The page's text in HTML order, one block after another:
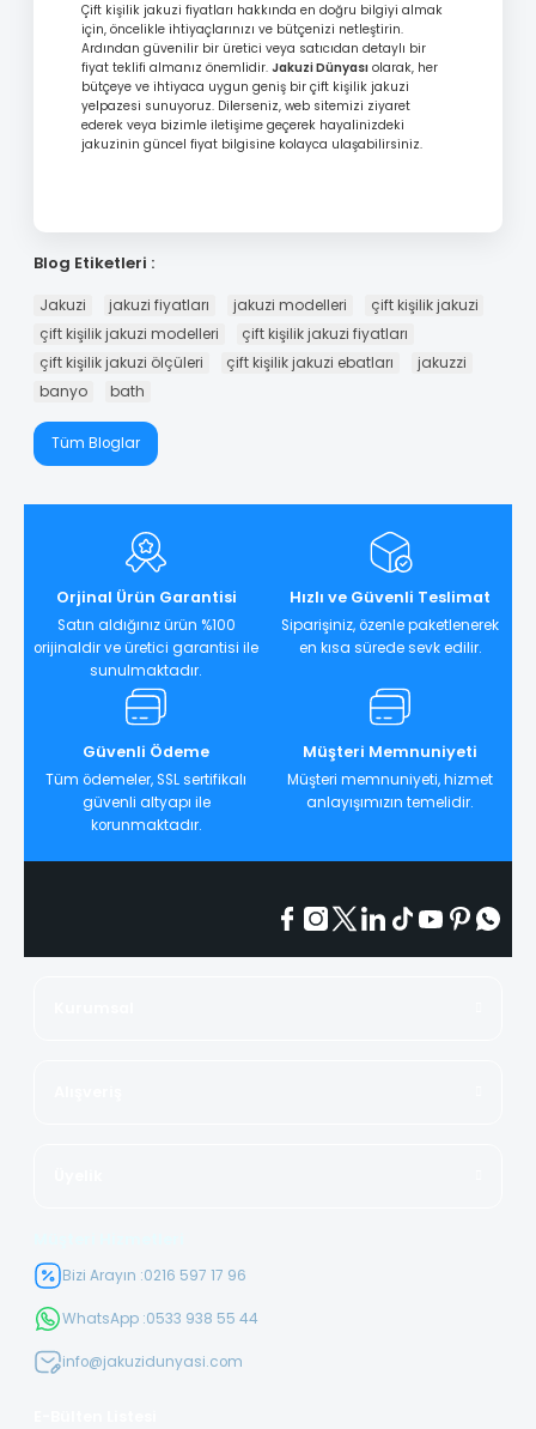
Çift kişilik jakuzi fiyatları hakkında en doğru bilgiyi almak
için, öncelikle ihtiyaçlarınızı ve bütçenizi netleştirin.
Ardından güvenilir bir üretici veya satıcıdan detaylı bir
fiyat teklifi almanız önemlidir. Jakuzi Dünyası olarak, her
bütçeye ve ihtiyaca uygun geniş bir çift kişilik jakuzi
yelpazesi sunuyoruz. Dilerseniz, web sitemizi ziyaret
ederek veya bizimle iletişime geçerek hayalinizdeki
jakuzinin güncel fiyat bilgisine kolayca ulaşabilirsiniz.
Blog Etiketleri :
Jakuzi jakuzi fiyatları jakuzi modelleri
çift kişilik jakuzi
çift kişilik jakuzi modelleri
çift kişilik jakuzi fiyatları
çift kişilik jakuzi ölçüleri
çift kişilik jakuzi ebatları
jakuzzi
banyo
bath
Tüm Bloglar
Orjinal Ürün Garantisi
Satın aldığınız ürün %100
orijinaldir ve üretici garantisi ile
sunulmaktadır.
Hızlı ve Güvenli Teslimat
Siparişiniz, özenle paketlenerek
en kısa sürede sevk edilir.
Güvenli Ödeme
Tüm ödemeler, SSL sertifikalı
güvenli altyapı ile
korunmaktadır.
Müşteri Memnuniyeti
Müşteri memnuniyeti, hizmet
anlayışımızın temelidir.
Bizi Arayın :0216 597 17 96
WhatsApp :0533 938 55 44
info@jakuzidunyasi.com